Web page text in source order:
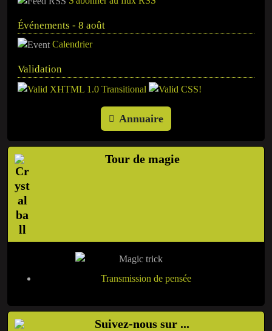
Événements - 8 août
Calendrier
Validation
Annuaire
Tour de magie
Transmission de pensée
Suivez-nous sur ...